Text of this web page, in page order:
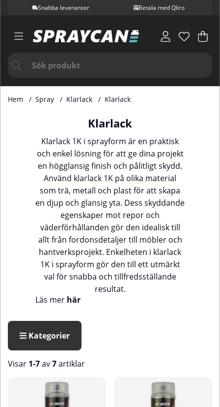
Snabba leveranser Betala med Qliro
.
Hem Spray Klarlack Klarlack
Klarlack
Klarlack 1K i sprayform är en praktisk
och enkel lösning för att ge dina projekt
en högglansig finish och pålitligt skydd.
Använd klarlack 1K på olika material
som trä, metall och plast för att skapa
en djup och glansig yta. Dess skyddande
egenskaper mot repor och
väderförhållanden gör den idealisk till
allt från fordonsdetaljer till möbler och
hantverksprojekt. Enkelheten i klarlack
1K i sprayform gör den till ett utmärkt
val för snabba och tillfredsställande
resultat.
Läs mer här
Kategorier
Visar 1-7av7artiklar
Produkter